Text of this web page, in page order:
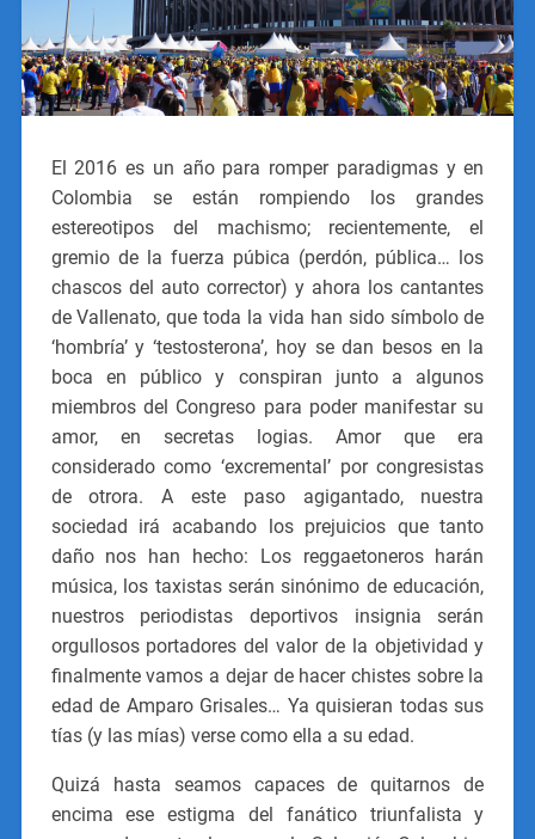
El 2016 es un año para romper paradigmas y en
Colombia se están rompiendo los grandes
estereotipos del machismo; recientemente, el
gremio de la fuerza púbica (perdón, pública… los
chascos del auto corrector) y ahora los cantantes
de Vallenato, que toda la vida han sido símbolo de
‘hombría’ y ‘testosterona’, hoy se dan besos en la
boca en público y conspiran junto a algunos
miembros del Congreso para poder manifestar su
amor, en secretas logias. Amor que era
considerado como ‘excremental’ por congresistas
de otrora. A este paso agigantado, nuestra
sociedad irá acabando los prejuicios que tanto
daño nos han hecho: Los reggaetoneros harán
música, los taxistas serán sinónimo de educación,
nuestros periodistas deportivos insignia serán
orgullosos portadores del valor de la objetividad y
finalmente vamos a dejar de hacer chistes sobre la
edad de Amparo Grisales… Ya quisieran todas sus
tías (y las mías) verse como ella a su edad.
Quizá hasta seamos capaces de quitarnos de
encima ese estigma del fanático triunfalista y